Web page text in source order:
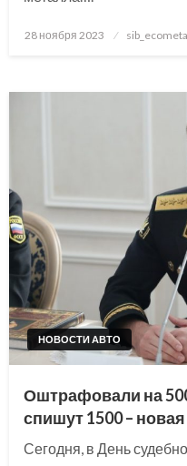
Posted
28 ноября 2023
НОВОСТИ АВТО
Оштрафовали на
спишут 1500 –
Сегодня, в День